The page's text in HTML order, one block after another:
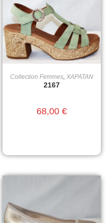
CHOIX DES OPTIONS
Collection Femmes, XAPATAN
2167
68,00 €